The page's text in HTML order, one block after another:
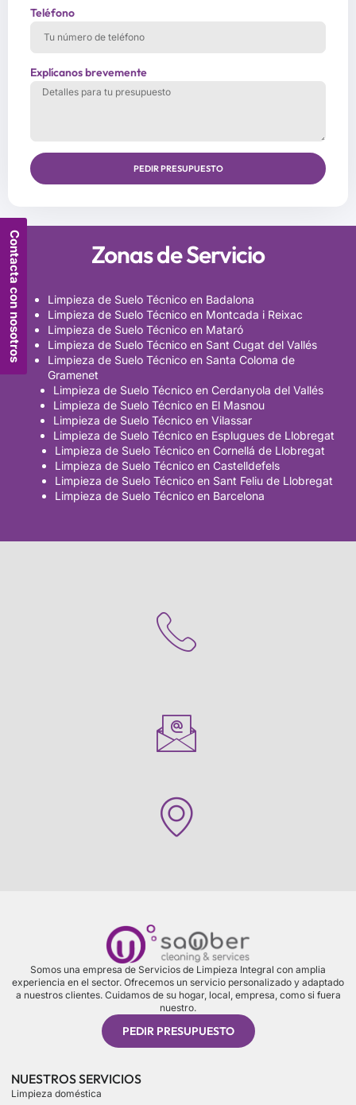
Teléfono
Explícanos brevemente
PEDIR PRESUPUESTO
Zonas de Servicio
Limpieza de Suelo Técnico en Badalona
Limpieza de Suelo Técnico en Montcada i Reixac
Limpieza de Suelo Técnico en Mataró
Limpieza de Suelo Técnico en Sant Cugat del Vallés
Limpieza de Suelo Técnico en Santa Coloma de
Gramenet
Limpieza de Suelo Técnico en Cerdanyola del Vallés
Limpieza de Suelo Técnico en El Masnou
Limpieza de Suelo Técnico en Vilassar
Limpieza de Suelo Técnico en Esplugues de Llobregat
Limpieza de Suelo Técnico en Cornellá de Llobregat
Limpieza de Suelo Técnico en Castelldefels
Limpieza de Suelo Técnico en Sant Feliu de Llobregat
Limpieza de Suelo Técnico en Barcelona
Somos una empresa de Servicios de Limpieza Integral con amplia
experiencia en el sector. Ofrecemos un servicio personalizado y adaptado
a nuestros clientes. Cuidamos de su hogar, local, empresa, como si fuera
nuestro.
PEDIR PRESUPUESTO
NUESTROS SERVICIOS
Limpieza doméstica
Contacta con nosotros
e84e